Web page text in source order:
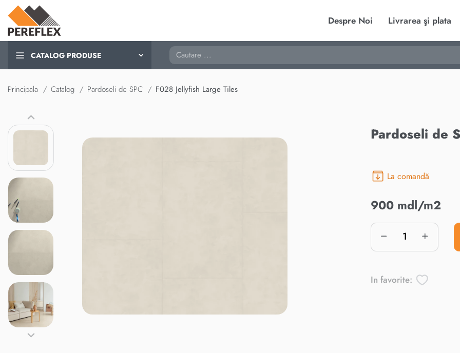
Despre Noi Livrarea şi plata
CATALOG PRODUSE Cautare
Principala Catalog Pardoseli de SPC F028 Jellyfish Large Tiles
Pardoseli de
La comandă
900 mdl/m2
In favorite: